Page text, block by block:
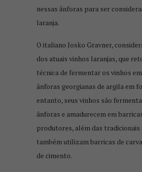
nessas ânforas para ser
laranja.
O italiano Josko Gravner,
dos atuais vinhos laranjas, que
técnica de fermentar os vinhos
ânforas georgianas de argila em
entanto, seus vinhos são
ânforas e amadurecem em
produtores, além das tradicionais
também utilizam barricas de
de cimento.